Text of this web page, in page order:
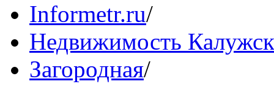
Informetr.ru/
Недвижимость
Загородная/